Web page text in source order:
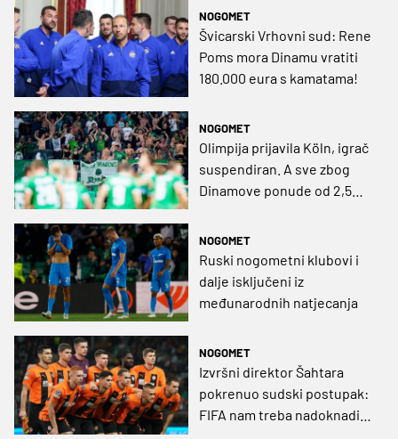
NOGOMET
Švicarski Vrhovni sud: Rene
Poms mora Dinamu vratiti
180.000 eura s kamatama!
NOGOMET
Olimpija prijavila Köln, igrač
suspendiran. A sve zbog
Dinamove ponude od 2,5
godišnjaka!?
NOGOMET
Ruski nogometni klubovi i
dalje isključeni iz
međunarodnih natjecanja
NOGOMET
Izvršni direktor Šahtara
pokrenuo sudski postupak:
FIFA nam treba nadoknaditi